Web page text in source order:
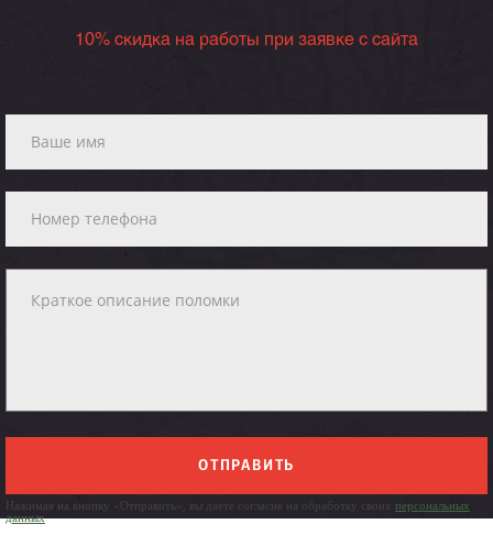
10% скидка на работы при заявке с сайта
ОТПРАВИТЬ
Нажимая на кнопку «Отправить», вы даете согласие на обработку своих персональных
данных